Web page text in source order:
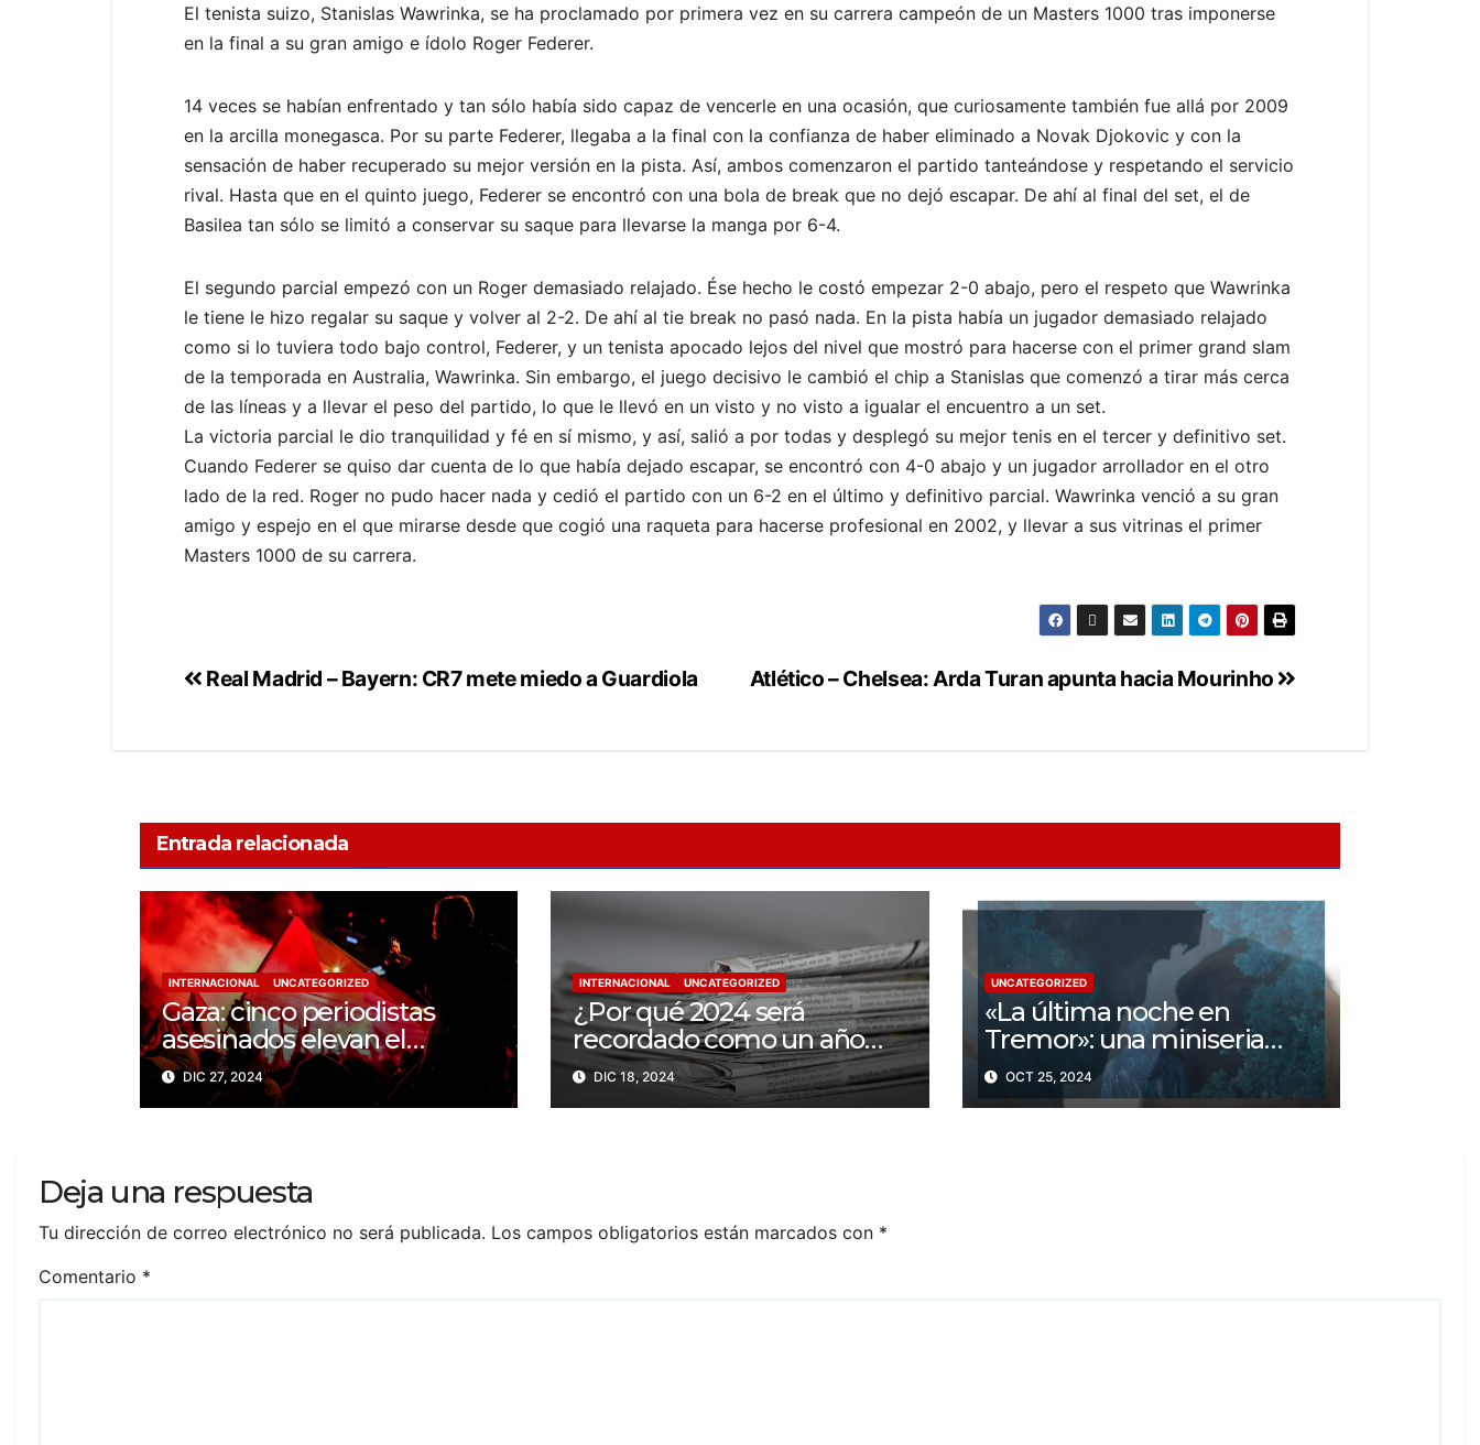
El tenista suizo, Stanislas Wawrinka, se ha proclamado por primera vez en su carrera campeón de un Masters 1000 tras imponerse
en la final a su gran amigo e ídolo Roger Federer.
14 veces se habían enfrentado y tan sólo había sido capaz de vencerle en una ocasión, que curiosamente también fue allá por 2009
en la arcilla monegasca. Por su parte Federer, llegaba a la final con la confianza de haber eliminado a Novak Djokovic y con la
sensación de haber recuperado su mejor versión en la pista. Así, ambos comenzaron el partido tanteándose y respetando el servicio
rival. Hasta que en el quinto juego, Federer se encontró con una bola de break que no dejó escapar. De ahí al final del set, el de
Basilea tan sólo se limitó a conservar su saque para llevarse la manga por 6-4.
El segundo parcial empezó con un Roger demasiado relajado. Ése hecho le costó empezar 2-0 abajo, pero el respeto que Wawrinka
le tiene le hizo regalar su saque y volver al 2-2. De ahí al tie break no pasó nada. En la pista había un jugador demasiado relajado
como si lo tuviera todo bajo control, Federer, y un tenista apocado lejos del nivel que mostró para hacerse con el primer grand slam
de la temporada en Australia, Wawrinka. Sin embargo, el juego decisivo le cambió el chip a Stanislas que comenzó a tirar más cerca
de las líneas y a llevar el peso del partido, lo que le llevó en un visto y no visto a igualar el encuentro a un set.
La victoria parcial le dio tranquilidad y fé en sí mismo, y así, salió a por todas y desplegó su mejor tenis en el tercer y definitivo set.
Cuando Federer se quiso dar cuenta de lo que había dejado escapar, se encontró con 4-0 abajo y un jugador arrollador en el otro
lado de la red. Roger no pudo hacer nada y cedió el partido con un 6-2 en el último y definitivo parcial. Wawrinka venció a su gran
amigo y espejo en el que mirarse desde que cogió una raqueta para hacerse profesional en 2002, y llevar a sus vitrinas el primer
Masters 1000 de su carrera.
Atlético – Chelsea: Arda Turan apunta hacia Mourinho
Real Madrid – Bayern: CR7 mete miedo a Guardiola
Entrada relacionada
INTERNACIONAL UNCATEGORIZED
Gaza: cinco periodistas
asesinados elevan el
balance a 200 trabajadores
de la prensa muertos en
DIC 27, 2024
INTERNACIONAL UNCATEGORIZED
¿Por qué 2024 será
recordado como un año
trágico para la libertad de
prensa? Un tercio de los
DIC 18, 2024
UNCATEGORIZED
«La última noche en
Tremor»: una miniseria
psicológica ¿Cuál es su
trama?
OCT 25, 2024
Deja una respuesta
Tu dirección de correo electrónico no será publicada. Los campos obligatorios están marcados con *
Comentario *